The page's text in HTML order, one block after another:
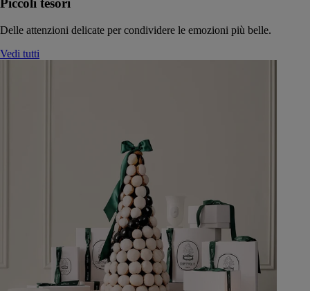
Piccoli tesori
Delle attenzioni delicate per condividere le emozioni più belle.
Vedi tutti